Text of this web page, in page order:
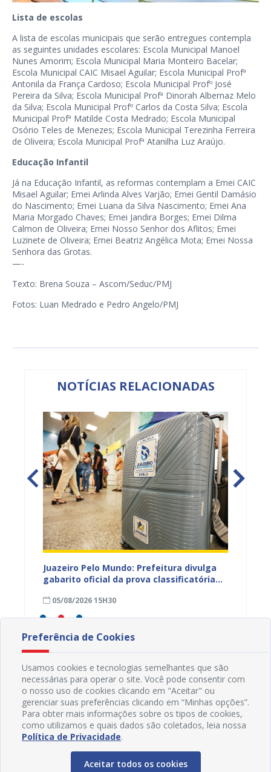
Lista de escolas
A lista de escolas municipais que serão entregues contempla
as seguintes unidades escolares: Escola Municipal Manoel
Nunes Amorim; Escola Municipal Maria Monteiro Bacelar;
Escola Municipal CAIC Misael Aguilar; Escola Municipal Profª
Antonila da França Cardoso; Escola Municipal Profº José
Pereira da Silva; Escola Municipal Profª Dinorah Albernaz Melo
da Silva; Escola Municipal Profº Carlos da Costa Silva; Escola
Municipal Profª Matilde Costa Medrado; Escola Municipal
Osório Teles de Menezes; Escola Municipal Terezinha Ferreira
de Oliveira; Escola Municipal Profª Atanilha Luz Araújo.
Educação Infantil
Já na Educação Infantil, as reformas contemplam a Emei CAIC
Misael Aguilar; Emei Arlinda Alves Varjão; Emei Gentil Damásio
do Nascimento; Emei Luana da Silva Nascimento; Emei Ana
Maria Morgado Chaves; Emei Jandira Borges; Emei Dilma
Calmon de Oliveira; Emei Nosso Senhor dos Aflitos; Emei
Luzinete de Oliveira; Emei Beatriz Angélica Mota; Emei Nossa
Senhora das Grotas.
—-
Texto: Brena Souza – Ascom/Seduc/PMJ
Fotos: Luan Medrado e Pedro Angelo/PMJ
NOTÍCIAS RELACIONADAS
Juazeiro Pelo Mundo: Prefeitura divulga
gabarito oficial da prova classificatória
05/08/2026 15H30
Preferência de Cookies
Usamos cookies e tecnologias semelhantes que são
necessárias para operar o site. Você pode consentir com
o nosso uso de cookies clicando em "Aceitar" ou
gerenciar suas preferências clicando em “Minhas opções”.
Para obter mais informações sobre os tipos de cookies,
como utilizamos e quais dados são coletados, leia nossa
Política de Privacidade.
Aceitar todos os cookies